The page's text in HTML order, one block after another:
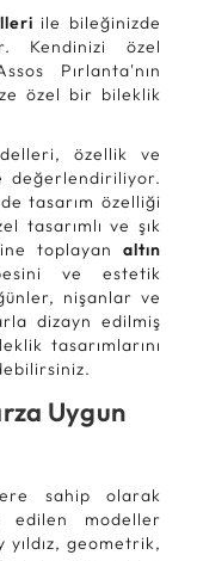
ile bileğinizde
Kendinizi özel
Pırlanta'nın
özel bir bileklik
özellik ve
değerlendiriliyor.
tasarım özelliği
tasarımlı ve şık
toplayan altın
ve estetik
nişanlar ve
dizayn edilmiş
tasarımlarını
Uygun
sahip olarak
modeller
yıldız, geometrik,